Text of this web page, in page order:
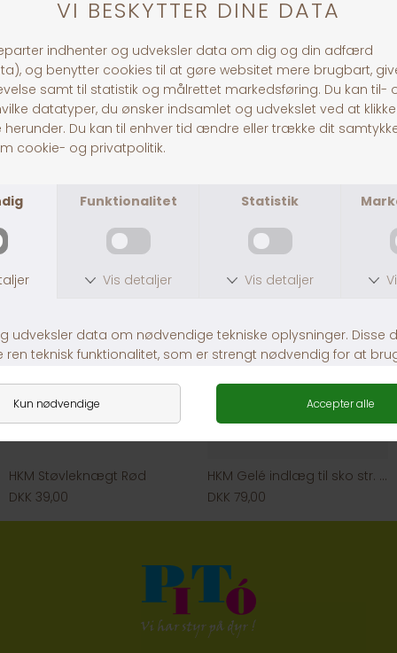
HKM Støvleknægt Rød
DKK 39,00
HKM Gelé indlæg til sko str. 36-40
DKK 79,00